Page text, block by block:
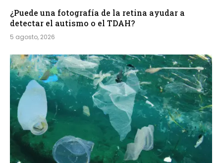
¿Puede una fotografía de la retina ayudar a
detectar el autismo o el TDAH?
5 agosto, 2026